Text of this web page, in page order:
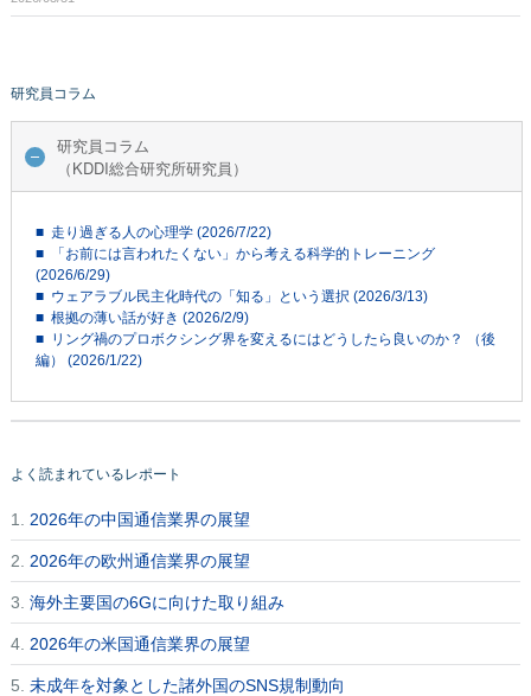
研究員コラム
研究員コラム
（KDDI総合研究所研究員）
■ 走り過ぎる人の心理学 (2026/7/22)
■ 「お前には言われたくない」から考える科学的トレーニング
(2026/6/29)
■ ウェアラブル民主化時代の「知る」という選択 (2026/3/13)
■ 根拠の薄い話が好き (2026/2/9)
■ リング禍のプロボクシング界を変えるにはどうしたら良いのか？ （後
編） (2026/1/22)
よく読まれているレポート
1. 2026年の中国通信業界の展望
2. 2026年の欧州通信業界の展望
3. 海外主要国の6Gに向けた取り組み
4. 2026年の米国通信業界の展望
5. 未成年を対象とした諸外国のSNS規制動向